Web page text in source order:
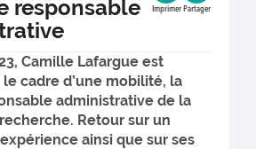
responsable
Imprimer Partager
Camille Lafargue est
cadre d’une mobilité, la
administrative de la
Retour sur un
ainsi que sur ses